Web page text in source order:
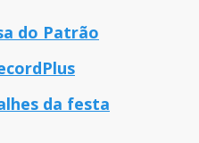
do Patrão
da festa